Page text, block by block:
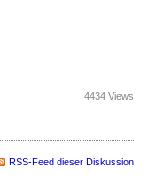
4434 Views
RSS-Feed dieser Diskussion